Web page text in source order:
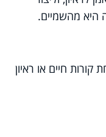
היא מהשמיים.
חיים או ראיון